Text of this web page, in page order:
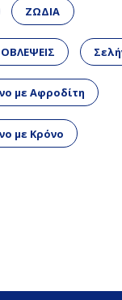
ΖΩΔΙΑ
με Αφροδίτη
με Κρόνο